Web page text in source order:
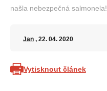
našla nebezpečná salmonela!
Jan , 22. 04. 2020
Vytisknout článek